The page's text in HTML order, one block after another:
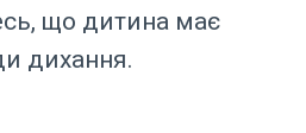
що дитина має
дихання.